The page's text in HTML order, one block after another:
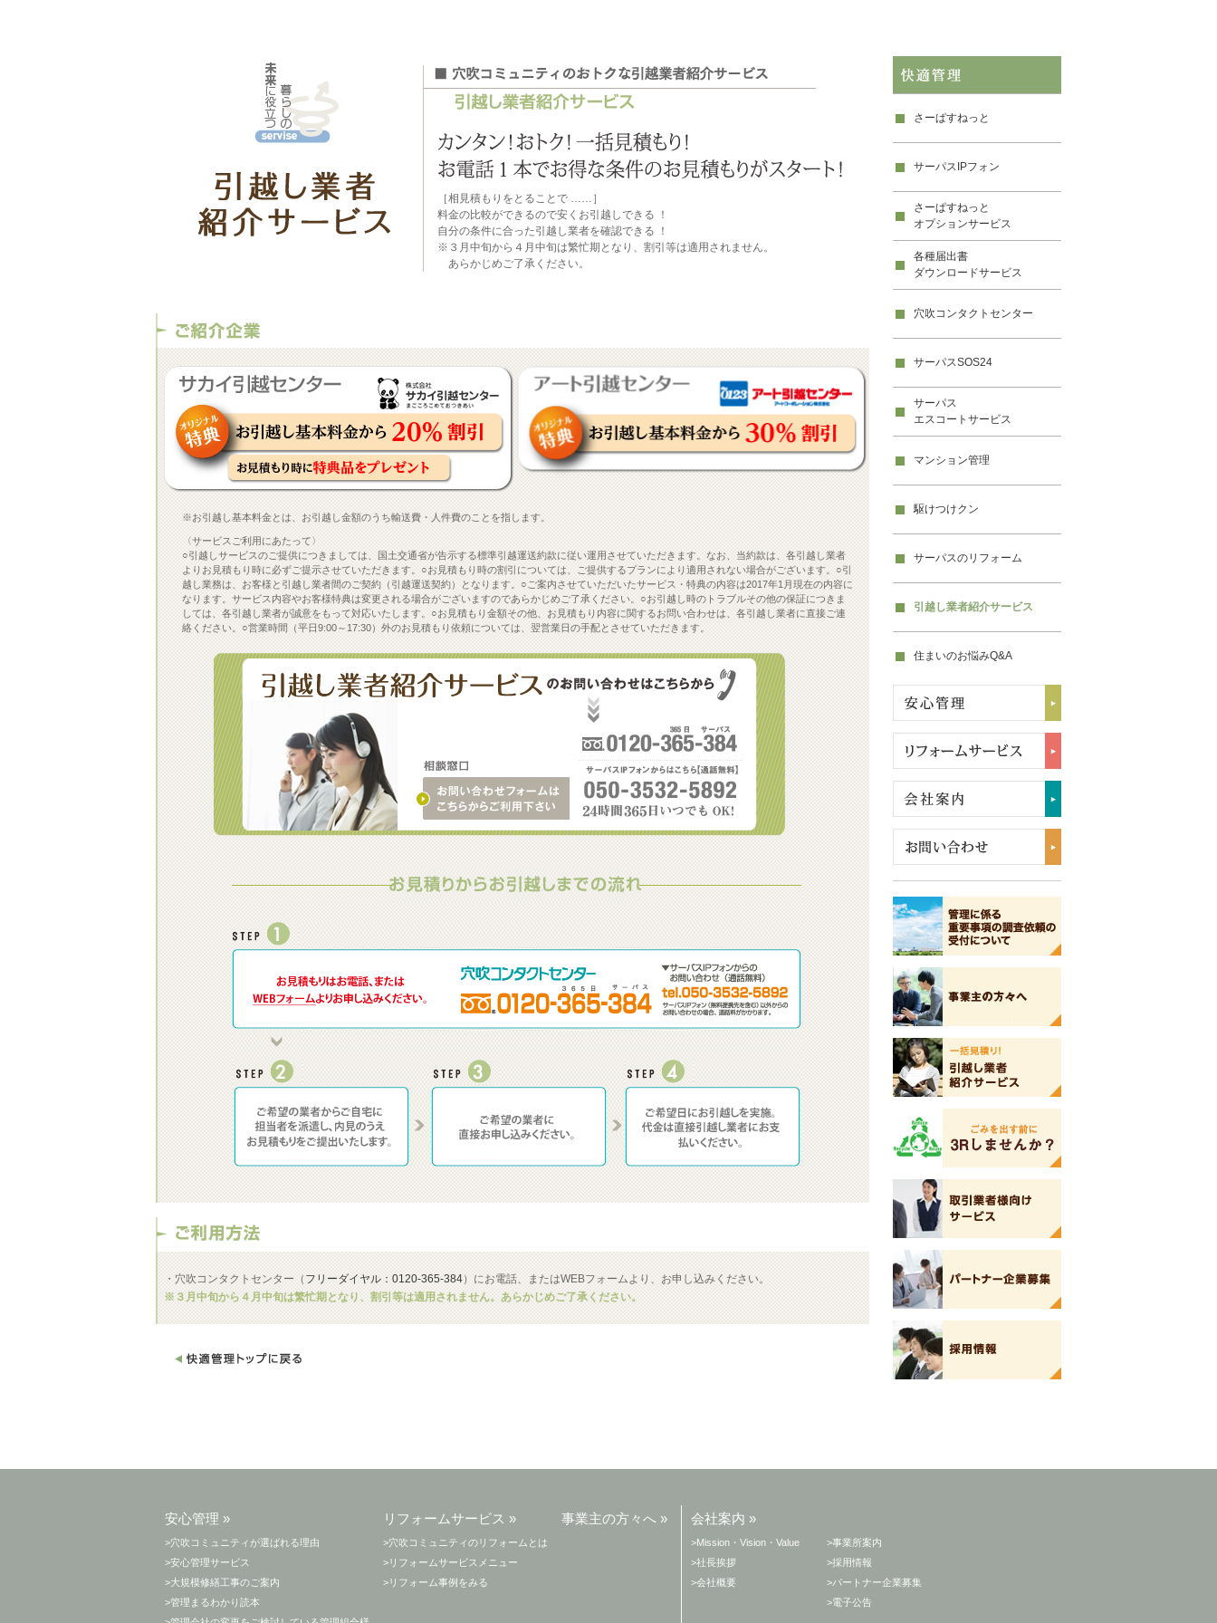
［相見積もりをとることで ……］
料金の比較ができるので安くお引越しできる ！
自分の条件に合った引越し業者を確認できる ！
※３月中旬から４月中旬は繁忙期となり、割引等は適用されません。
あらかじめご了承ください。
※お引越し基本料金とは、お引越し金額のうち輸送費・人件費のことを指します。
〈サービスご利用にあたって〉
○引越しサービスのご提供につきましては、国土交通省が告示する標準引越運送約款に従い運用させていただきます。なお、当約款は、各引越し業者
よりお見積もり時に必ずご提示させていただきます。○お見積もり時の割引については、ご提供するプランにより適用されない場合がございます。○引
越し業務は、お客様と引越し業者間のご契約（引越運送契約）となります。○ご案内させていただいたサービス・特典の内容は2017年1月現在の内容に
なります。サービス内容やお客様特典は変更される場合がございますのであらかじめご了承ください。○お引越し時のトラブルその他の保証につきま
しては、各引越し業者が誠意をもって対応いたします。○お見積もり金額その他、お見積もり内容に関するお問い合わせは、各引越し業者に直接ご連
絡ください。○営業時間（平日9:00～17:30）外のお見積もり依頼については、翌営業日の手配とさせていただきます。
・穴吹コンタクトセンター（ フリーダイヤル：0120-365-384）にお電話、またはWEBフォームより、お申し込みください。
※３月中旬から４月中旬は繁忙期となり、割引等は適用されません。あらかじめご了承ください。
さーぱすねっと
サーパスIPフォン
さーぱすねっと
オプションサービス
各種届出書
ダウンロードサービス
穴吹コンタクトセンター
サーパスSOS24
サーパス
エスコートサービス
マンション管理
駆けつけクン
サーパスのリフォーム
引越し業者紹介サービス
住まいのお悩みQ&A
安心管理 »
>穴吹コミュニティが選ばれる理由
>安心管理サービス
>大規模修繕工事のご案内
>管理まるわかり読本
リフォームサービス »
>穴吹コミュニティのリフォームとは
>リフォームサービスメニュー
>リフォーム事例をみる
事業主の方々へ » 会社案内 »
>Mission・Vision・Value
>社長挨拶
>会社概要
>事業所案内
>採用情報
>パートナー企業募集
>電子公告